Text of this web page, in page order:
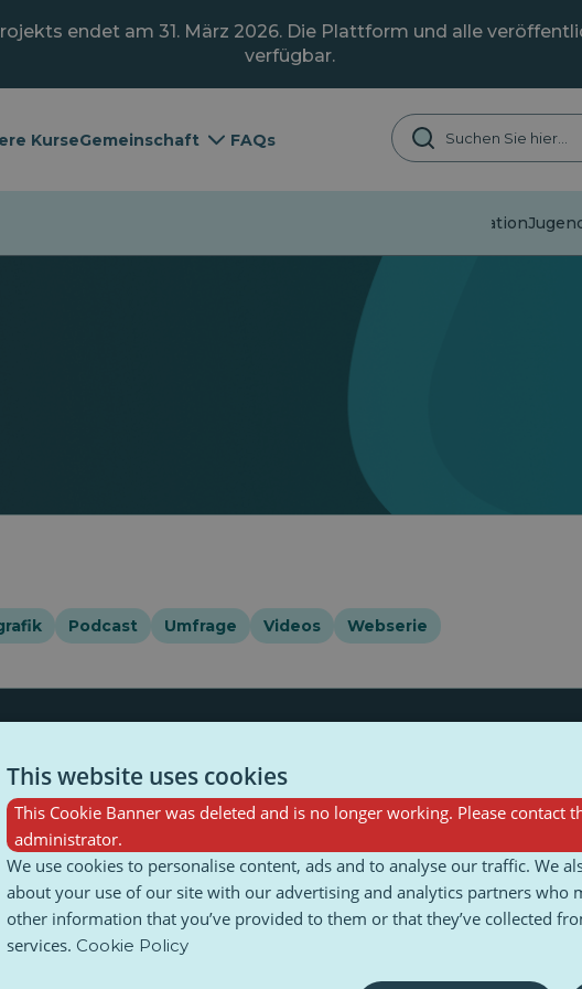
endet am 31. März 2026. Die Plattform und alle
verfügbar.
KurseGemeinschaft FAQs
FehlinformationJugend
Podcast Umfrage Videos Webserie
Allgemein Ambiente Clima Die Punkte verbinden
und Inklusion
This website uses cookies
This Cookie Banner was deleted and is no longer working. Please contact
administrator.
We use cookies to personalise content, ads and to analyse our traffic. We
about your use of our site with our advertising and analytics partners who
other information that you’ve provided to them or that they’ve collected
services. Cookie Policy